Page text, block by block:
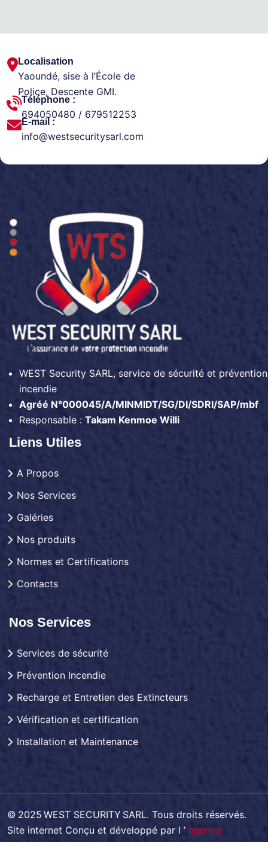
Localisation
Yaoundé, sise à l’École de
Police, Descente GMI.
Téléphone :
694050480 / 679512253
E-mail :
info@westsecuritysarl.com
WEST Security SARL, service de sécurité et prévention
incendie
Agréé N°000045/A/MINMIDT/SG/DI/SDRI/SAP/mbf
Responsable : Takam Kenmoe Willi
Liens Utiles
A Propos
Nos Services
Galéries
Nos produits
Normes et Certifications
Contacts
Nos Services
Services de sécurité
Prévention Incendie
Recharge et Entretien des Extincteurs
Vérification et certification
Installation et Maintenance
© 2025 WEST SECURITY SARL. Tous droits réservés.
Site internet Conçu et développé par l ’ agence